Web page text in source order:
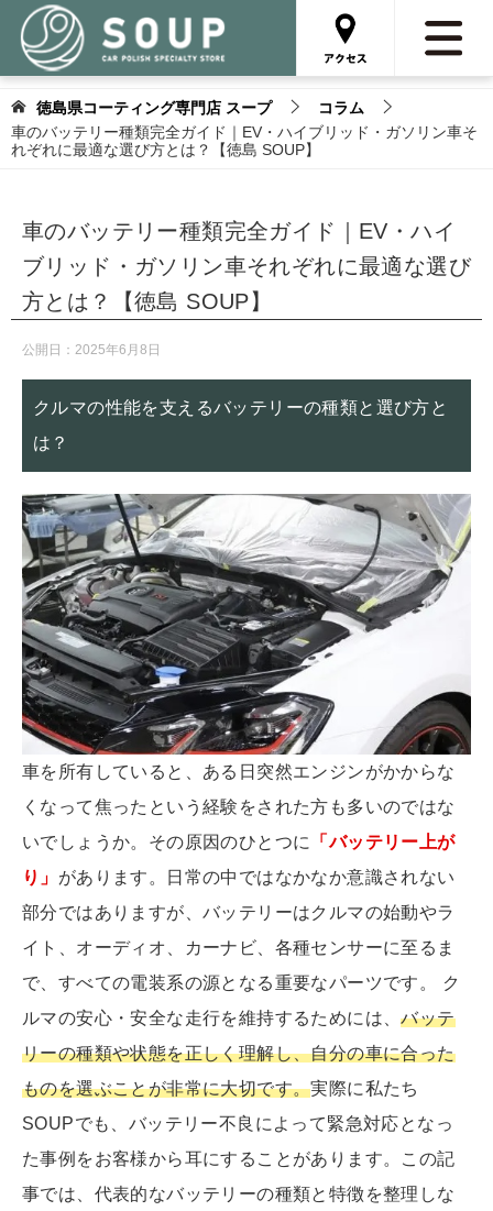
徳島県コーティング専門店 スープ
コラム
車のバッテリー種類完全ガイド｜EV・ハイブリッド・ガソリン車そ
れぞれに最適な選び方とは？【徳島 SOUP】
車のバッテリー種類完全ガイド｜EV・ハイ
ブリッド・ガソリン車それぞれに最適な選び
方とは？【徳島 SOUP】
公開日： 2025年6月8日
クルマの性能を支えるバッテリーの種類と選び方と
は？
車を所有していると、ある日突然エンジンがかからな
くなって焦ったという経験をされた方も多いのではな
いでしょうか。その原因のひとつに
「バッテリー上が
り」 があります。日常の中ではなかなか意識されない
部分ではありますが、バッテリーはクルマの始動やラ
イト、オーディオ、カーナビ、各種センサーに至るま
で、すべての電装系の源となる重要なパーツです。 ク
ルマの安心・安全な走行を維持するためには、バッテ
リーの種類や状態を正しく理解し、自分の車に合った
ものを選ぶことが非常に大切です。実際に私たち
SOUPでも、バッテリー不良によって緊急対応となっ
た事例をお客様から耳にすることがあります。この記
事では、代表的なバッテリーの種類と特徴を整理しな